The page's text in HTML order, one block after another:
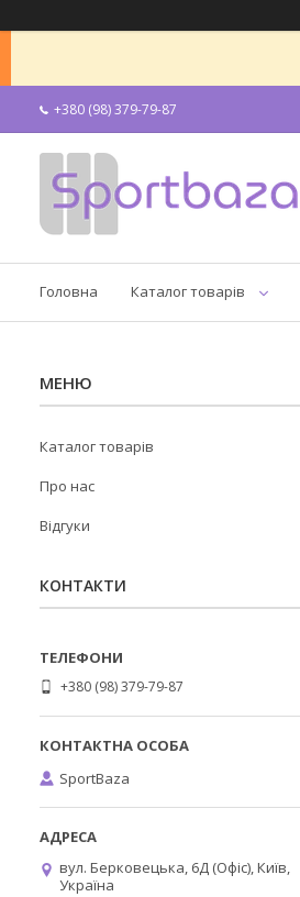
+380 (98) 379-79-87
Головна Каталог товарів
Каталог товарів
Про нас
Відгуки
КОНТАКТИ
+380 (98) 379-79-87
SportBaza
вул. Берковецька, 6Д (Офіс), Київ,
Україна